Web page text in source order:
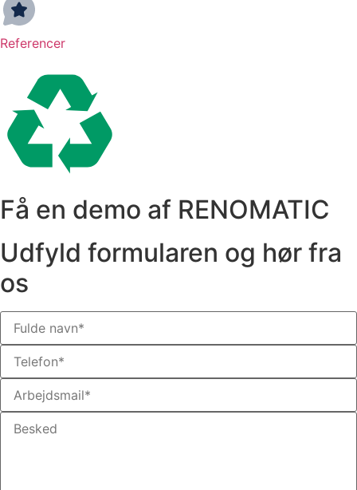
Referencer
Få en demo af RENOMATIC
Udfyld formularen og hør fra
os